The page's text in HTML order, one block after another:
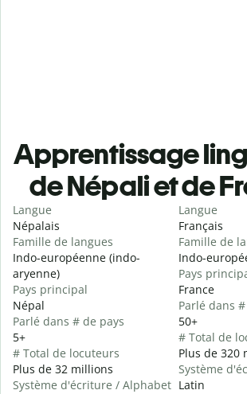
Apprentissage
de Népali et de
Langue
Népalais
Famille de langues
Indo-européenne (indo-
aryenne)
Pays principal
Népal
Parlé dans # de pays
5+
# Total de locuteurs
Plus de 32 millions
Système d'écriture / Alphabet
Langue
Français
Famille de
Indo-
Pays
France
Parlé dans
50+
# Total de
Plus de 320
Système
Latin